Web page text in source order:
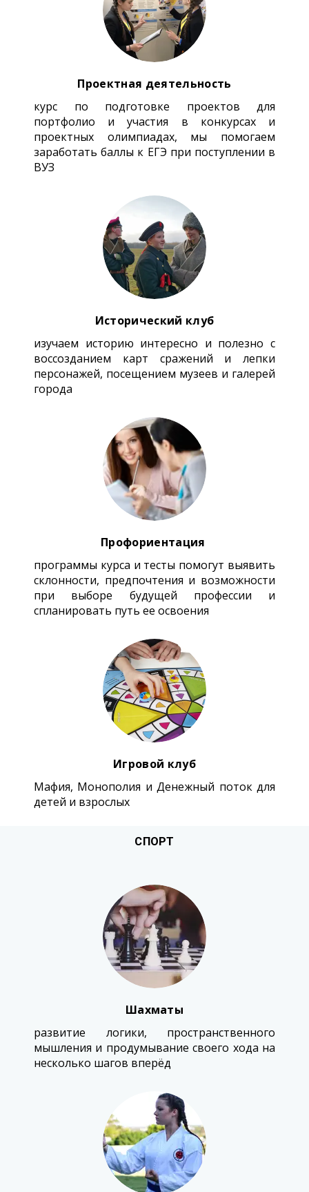
Проектная деятельность
курс по подготовке проектов для
портфолио и участия в конкурсах и
проектных олимпиадах, мы помогаем
заработать баллы к ЕГЭ при поступлении в
ВУЗ
Исторический клуб
изучаем историю интересно и полезно с
воссозданием карт сражений и лепки
персонажей, посещением музеев и галерей
города
Профориентация
программы курса и тесты помогут выявить
склонности, предпочтения и возможности
при выборе будущей профессии и
спланировать путь ее освоения
Игровой клуб
Мафия, Монополия и Денежный поток для
детей и взрослых
СПОРТ
Шахматы
развитие логики, пространственного
мышления и продумывание своего хода на
несколько шагов вперёд